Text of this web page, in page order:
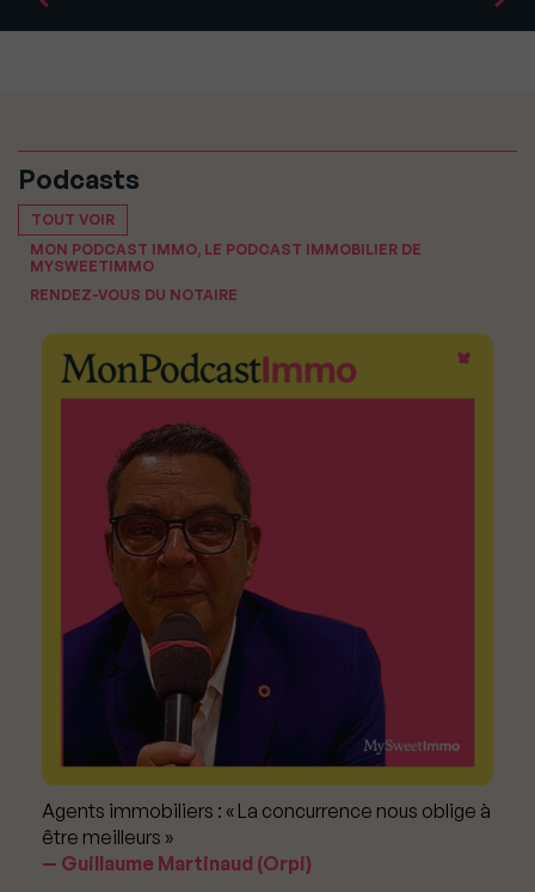
Podcasts
TOUT VOIR
MON PODCAST IMMO, LE PODCAST IMMOBILIER DE
MYSWEETIMMO
RENDEZ-VOUS DU NOTAIRE
Agents immobiliers : « La concurrence nous oblige à
être meilleurs »
Guillaume Martinaud (Orpi)